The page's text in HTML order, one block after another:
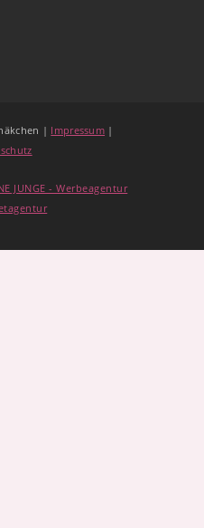
| Impressum |
JUNGE - Werbeagentur